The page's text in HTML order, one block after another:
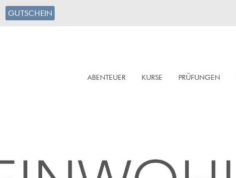
GUTSCHEIN
ABENTEUER KURSE PRÜFUNGEN